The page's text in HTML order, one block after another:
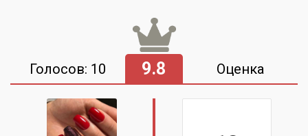
Голосов: 10 9.8 Оценка